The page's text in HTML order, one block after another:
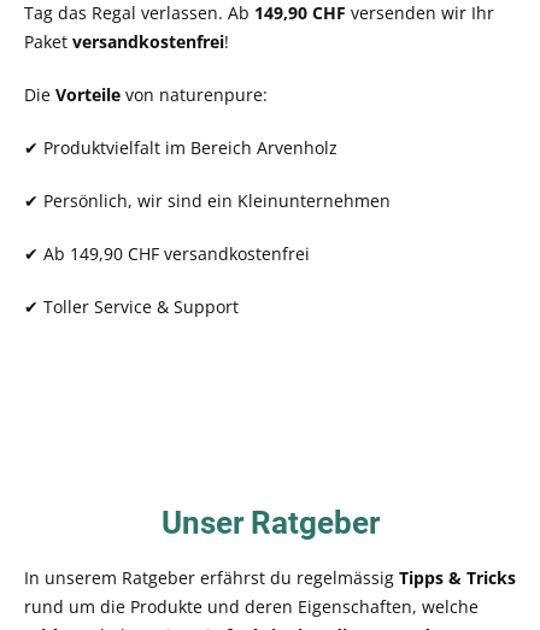
Tag das Regal verlassen. Ab 149,90 CHF versenden wir Ihr
Paket versandkostenfrei!
Die Vorteile von naturenpure:
✔ Produktvielfalt im Bereich Arvenholz
✔ Persönlich, wir sind ein Kleinunternehmen
✔ Ab 149,90 CHF versandkostenfrei
✔ Toller Service & Support
Unser Ratgeber
In unserem Ratgeber erfährst du regelmässig Tipps & Tricks
rund um die Produkte und deren Eigenschaften, welche